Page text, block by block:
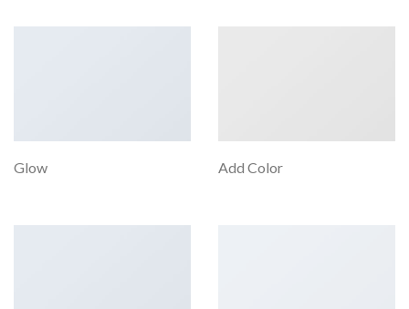
Glow Add Color